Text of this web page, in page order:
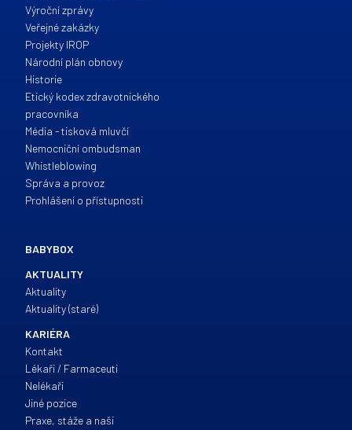
Výroční zprávy
Veřejné zakázky
Projekty IROP
Národní plán obnovy
Historie
Etický kodex zdravotnického
pracovníka
Média - tisková mluvčí
Nemocniční ombudsman
Whistleblowing
Správa a provoz
Prohlášení o přístupnosti
BABYBOX
AKTUALITY
Aktuality
Aktuality (staré)
KARIÉRA
Kontakt
Lékaři / Farmaceuti
Nelékaři
Jiné pozice
Praxe, stáže a naši